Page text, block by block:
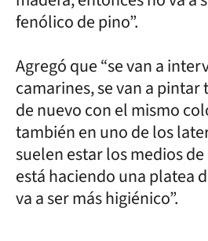
fenólico de pino”.
Agregó que “se van a
camarines, se van a
de nuevo con el mismo
también en uno de los
suelen estar los medios
está haciendo una platea
va a ser más higiénico”.